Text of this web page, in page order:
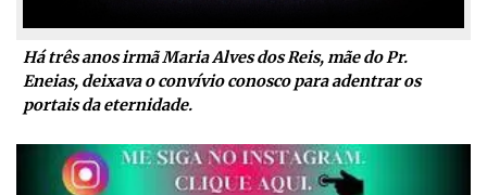
Há três anos irmã Maria Alves dos Reis, mãe do Pr.
Eneias, deixava o convívio conosco para adentrar os
portais da eternidade.